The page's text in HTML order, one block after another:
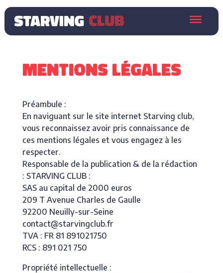
MENTIONS LÉGALES
Préambule :
En naviguant sur le site internet Starving club,
vous reconnaissez avoir pris connaissance de
ces mentions légales et vous engagez à les
respecter.
Responsable de la publication & de la rédaction
: STARVING CLUB :
SAS au capital de 2000 euros
209 T Avenue Charles de Gaulle
92200 Neuilly-sur-Seine
contact@starvingclub.fr
TVA : FR 81 891021750
RCS : 891 021 750
Propriété intellectuelle :